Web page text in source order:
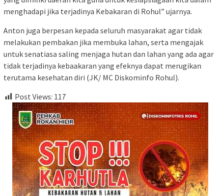
menghadapi jika terjadinya Kebakaran di Rohul” ujarnya.
Anton juga berpesan kepada seluruh masyarakat agar tidak
melakukan pembakan jika membuka lahan, serta mengajak
untuk senatiasa saling menjaga hutan dan lahan yang ada agar
tidak terjadinya kebaakaran yang efeknya dapat merugikan
terutama kesehatan diri (JK/ MC Diskominfo Rohul).
Post Views: 117